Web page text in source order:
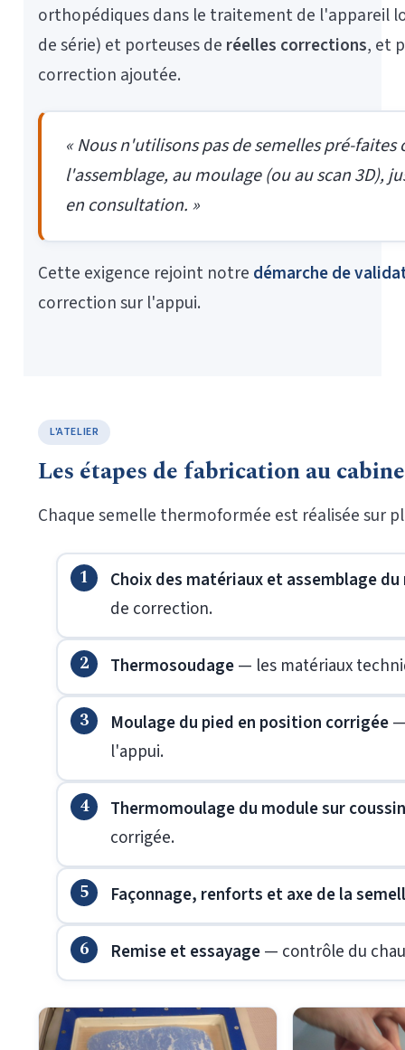
orthopédiques dans le traitement de l'appareil
de série) et porteuses de réelles corrections, et
correction ajoutée.
« Nous n'utilisons pas de semelles pré-
l'assemblage, au moulage (ou au scan
en consultation. »
Cette exigence rejoint notre démarche de
correction sur l'appui.
L'ATELIER
Les étapes de fabrication au
Chaque semelle thermoformée est réalisée sur
Choix des matériaux et assemblage
de correction.
Thermosoudage— les matériaux
Moulage du pied en position corrigée—
l'appui.
Thermomoulage du module sur
corrigée.
Façonnage, renforts et axe de la
Remise et essayage— contrôle du